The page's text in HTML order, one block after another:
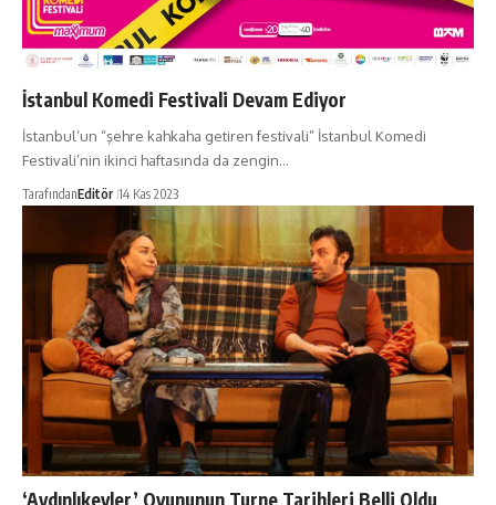
İstanbul Komedi Festivali Devam Ediyor
İstanbul’un “şehre kahkaha getiren festivali” İstanbul Komedi
Festivali’nin ikinci haftasında da zengin…
TarafındanEditör 14 Kas 2023
‘Aydınlıkevler’ Oyununun Turne Tarihleri Belli Oldu